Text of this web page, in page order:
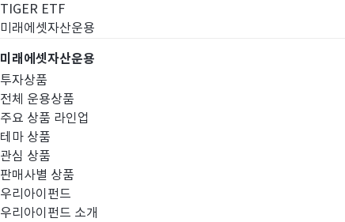
TIGER ETF
미래에셋자산운용
미래에셋자산운용
투자상품
전체 운용상품
주요 상품 라인업
테마 상품
관심 상품
판매사별 상품
우리아이펀드
우리아이펀드 소개